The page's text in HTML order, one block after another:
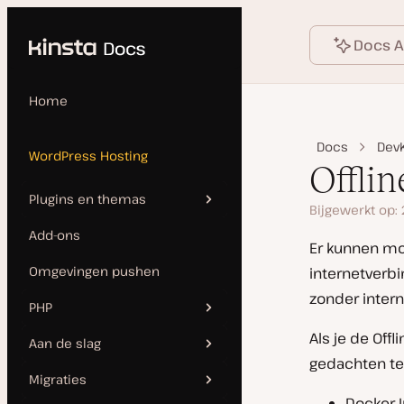
Home
WordPress Hosting
Plugins en themas
Plugins en thema’s
beheren
Verboden en niet-
Add-ons
Omgevingen pushen
PHP
PHP opnieuw opstarten en
bijwerken
Aan de slag
Site toevoegen
Migraties
Docs
Docs
Bijgewerkt
Er kunnen
zonder
Als je de
gedachten
Language